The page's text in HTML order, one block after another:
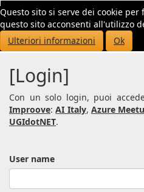
Questo sito si serve dei cookie
questo sito acconsenti all'utilizzo
Ulteriori informazioni
Ok
[Login]
Con un solo login, puoi
Improove:AI Italy, Azure
UGIdotNET.
User name